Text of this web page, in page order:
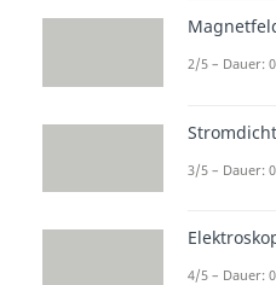
n-
den p-n-
Diese
selbe
2/5 – Dauer:
3/5 – Dauer:
4/5 – Dauer: